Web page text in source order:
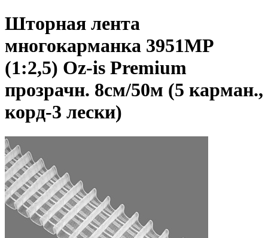
Шторная лента
многокарманка 3951MP
(1:2,5) Oz-is Premium
прозрачн. 8см/50м (5 карман.,
корд-3 лески)